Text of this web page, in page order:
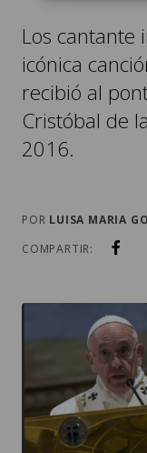
Los cantante
icónica
recibió al
Cristóbal de
2016.
POR LUISA MARIA
COMPARTIR: